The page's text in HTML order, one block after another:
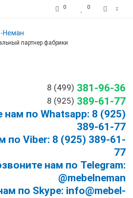
0 0
партнер фабрики
8 (499) 381-96-36
8 (925) 389-61-77